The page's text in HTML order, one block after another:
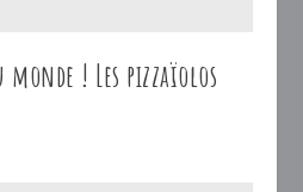
! Les pizzaïolos